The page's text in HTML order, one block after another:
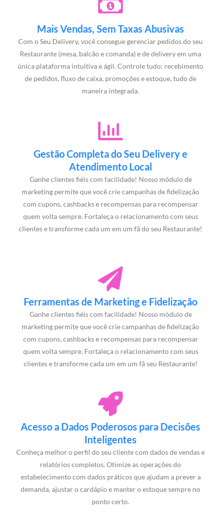
Mais Vendas, Sem Taxas Abusivas
Com o Seu Delivery, você consegue gerenciar pedidos do seu
Restaurante (mesa, balcão e comanda) e de delivery em uma
única plataforma intuitiva e ágil. Controle tudo: recebimento
de pedidos, fluxo de caixa, promoções e estoque, tudo de
maneira integrada.
Gestão Completa do Seu Delivery e
Atendimento Local
Ganhe clientes fiéis com facilidade! Nosso módulo de
marketing permite que você crie campanhas de fidelização
com cupons, cashbacks e recompensas para recompensar
quem volta sempre. Fortaleça o relacionamento com seus
clientes e transforme cada um em um fã do seu Restaurante!
Ferramentas de Marketing e Fidelização
Ganhe clientes fiéis com facilidade! Nosso módulo de
marketing permite que você crie campanhas de fidelização
com cupons, cashbacks e recompensas para recompensar
quem volta sempre. Fortaleça o relacionamento com seus
clientes e transforme cada um em um fã seu Restaurante!
Acesso a Dados Poderosos para Decisões
Inteligentes
Conheça melhor o perfil do seu cliente com dados de vendas e
relatórios completos. Otimize as operações do
estabelecimento com dados práticos que ajudam a prever a
demanda, ajustar o cardápio e manter o estoque sempre no
ponto certo.